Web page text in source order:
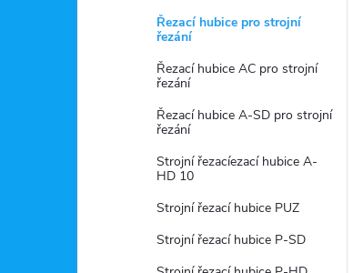
Řezací hubice pro strojní
řezání
Řezací hubice AC pro strojní
řezání
Řezací hubice A-SD pro strojní
řezání
Strojní řezacíezací hubice A-
HD 10
Strojní řezací hubice PUZ
Strojní řezací hubice P-SD